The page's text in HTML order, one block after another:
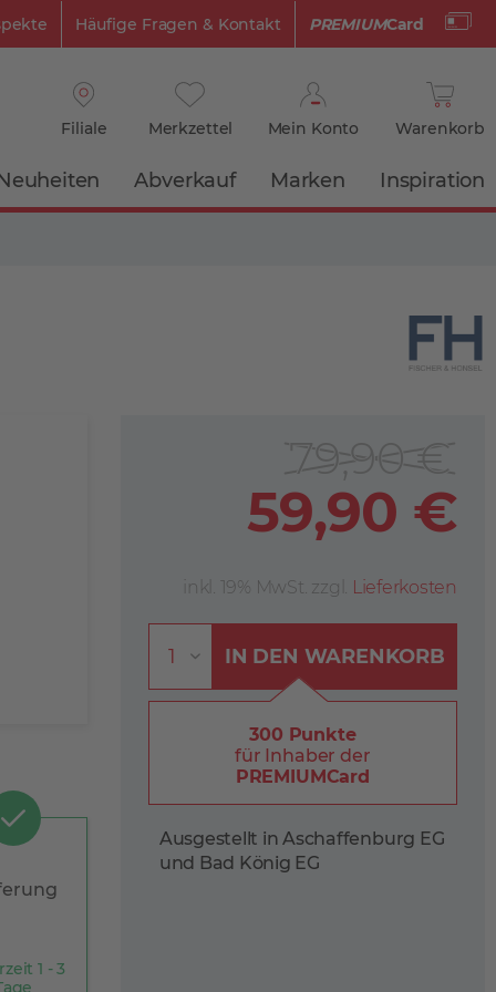
PREMIUMCard
Häufige Fragen & Kontakt
Filiale Merkzettel Mein Konto Warenkorb
Abverkauf Marken Inspiration
1 - 3
59,90 €
inkl. 19% MwSt. zzgl. Lieferkosten
IN DEN WARENKORB
300 Punkte
für Inhaber der
PREMIUMCard
Ausgestellt in Aschaffenburg EG
und Bad König EG